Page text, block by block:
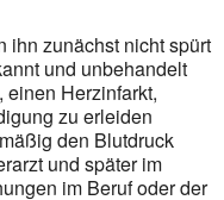
ihn zunächst nicht spürt
und unbehandelt
Herzinfarkt,
zu erleiden
den Blutdruck
und später im
im Beruf oder der